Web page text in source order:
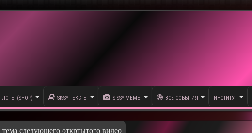
ЛОТЫ (SHOP) SISSY-ТЕКСТЫ SISSY-МЕМЫ ВСЕ СОБЫТИЯ ИНСТИТУТ
следующего откртытого видео